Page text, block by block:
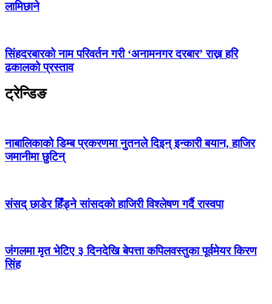
लामिछाने
सिंहदरबारको नाम परिवर्तन गरी ‘अनामनगर दरबार’ राख्न हरि
ढकालको प्रस्ताव
ट्रेन्डिङ
नाबालिकाको डिम्ब प्रकरणमा नुतनले दिइन् इन्कारी बयान, हाजिर
जमानीमा छुटिन्
संसद् छाडेर हिँड्ने सांसदको हाजिरी विश्लेषण गर्दै रास्वपा
जंगलमा मृत भेटिए ३ दिनदेखि बेपत्ता कपिलवस्तुका पूर्वमेयर किरण
सिंह